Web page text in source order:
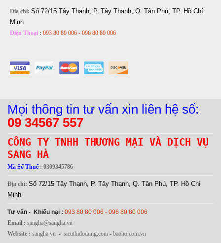
Địa chỉ: Số 72/15 Tây Thạnh, P. Tây Thạnh, Q. Tân Phú, TP. Hồ Chí
Minh
Điện Thoại : 093 80 80 006 - 096 80 80 006
Mọi thông tin tư vấn xin liên hệ số:
09 34567 557
CÔNG TY TNHH THƯƠNG MẠI VÀ DỊCH VỤ
SANG HÀ
Mã Số Thuế: 0309345786
Địa chỉ: Số 72/15 Tây Thạnh, P. Tây Thạnh, Q. Tân Phú, TP. Hồ Chí
Minh
Tư vấn - Khiếu nại : 093 80 80 006 - 096 80 80 006
Email : sangha@sangha.vn
Website : sangha.vn - sieuthidodung.com - baoho.com.vn